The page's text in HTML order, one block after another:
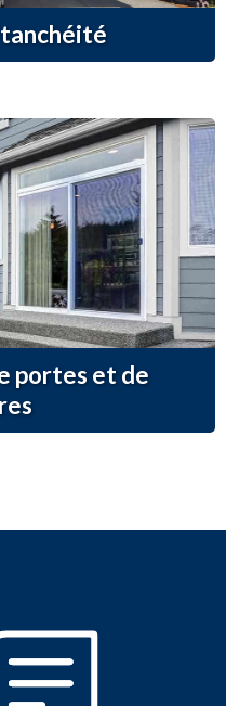
portes et de